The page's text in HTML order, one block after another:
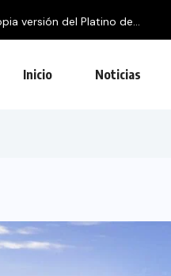
versión del Platino de...
Inicio Noticias